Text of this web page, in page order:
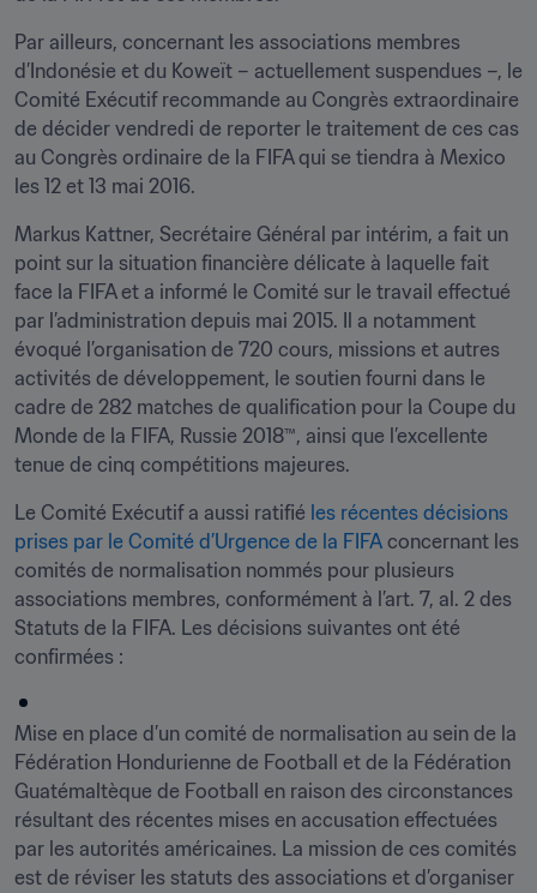
Par ailleurs, concernant les associations membres
d’Indonésie et du Koweït – actuellement suspendues –, le
Comité Exécutif recommande au Congrès extraordinaire
de décider vendredi de reporter le traitement de ces cas
au Congrès ordinaire de la FIFA qui se tiendra à Mexico
les 12 et 13 mai 2016.
Markus Kattner, Secrétaire Général par intérim, a fait un
point sur la situation financière délicate à laquelle fait
face la FIFA et a informé le Comité sur le travail effectué
par l’administration depuis mai 2015. Il a notamment
évoqué l’organisation de 720 cours, missions et autres
activités de développement, le soutien fourni dans le
cadre de 282 matches de qualification pour la Coupe du
Monde de la FIFA, Russie 2018™, ainsi que l’excellente
tenue de cinq compétitions majeures.
Le Comité Exécutif a aussi ratifié les récentes décisions
prises par le Comité d’Urgence de la FIFA concernant les
comités de normalisation nommés pour plusieurs
associations membres, conformément à l’art. 7, al. 2 des
Statuts de la FIFA. Les décisions suivantes ont été
confirmées :
Mise en place d’un comité de normalisation au sein de la
Fédération Hondurienne de Football et de la Fédération
Guatémaltèque de Football en raison des circonstances
résultant des récentes mises en accusation effectuées
par les autorités américaines. La mission de ces comités
est de réviser les statuts des associations et d’organiser